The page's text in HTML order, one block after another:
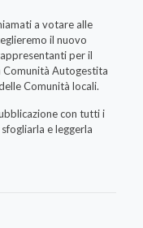
a votare alle
il nuovo
per il
Comunità Autogestita
Comunità locali.
con tutti i
e leggerla